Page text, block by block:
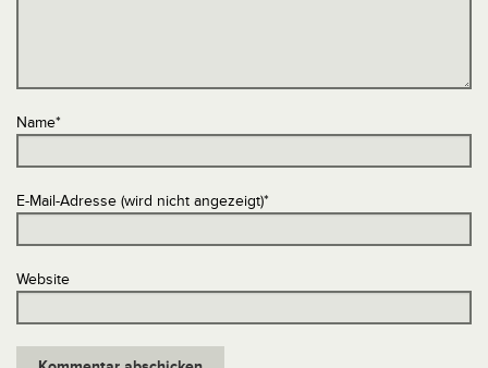
Name*
E-Mail-Adresse (wird nicht angezeigt)*
Website